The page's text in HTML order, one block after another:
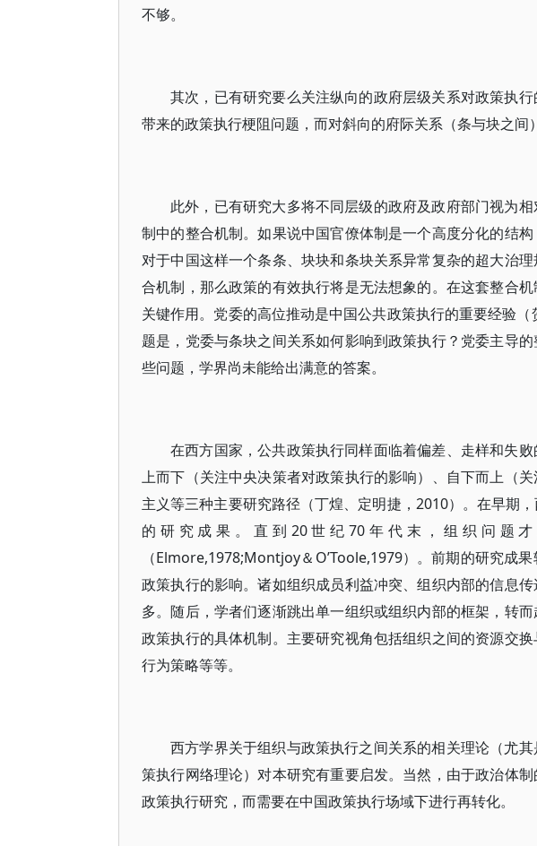
不够。
其次，已有研究要么关注纵向的政府层级关系对政策执
带来的政策执行梗阻问题，而对斜向的府际关系（条与块之间
此外，已有研究大多将不同层级的政府及政府部门视为
制中的整合机制。如果说中国官僚体制是一个高度分化的结
对于中国这样一个条条、块块和条块关系异常复杂的超大治
合机制，那么政策的有效执行将是无法想象的。在这套整合
关键作用。党委的高位推动是中国公共政策执行的重要经验
题是，党委与条块之间关系如何影响到政策执行？党委主导
些问题，学界尚未能给出满意的答案。
在西方国家，公共政策执行同样面临着偏差、走样和失
上而下（关注中央决策者对政策执行的影响）、自下而上（
主义等三种主要研究路径（丁煌、定明捷，2010）。在早期
的研究成果。直到20世纪70年代末，组织问题
（Elmore,1978;Montjoy＆O’Toole,1979）。前期的研究成
政策执行的影响。诸如组织成员利益冲突、组织内部的信息
多。随后，学者们逐渐跳出单一组织或组织内部的框架，转
政策执行的具体机制。主要研究视角包括组织之间的资源交
行为策略等等。
西方学界关于组织与政策执行之间关系的相关理论（尤
策执行网络理论）对本研究有重要启发。当然，由于政治体
政策执行研究，而需要在中国政策执行场域下进行再转化。